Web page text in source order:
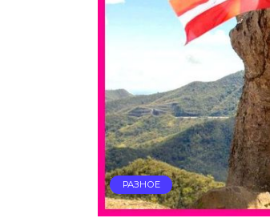
РАЗНОЕ